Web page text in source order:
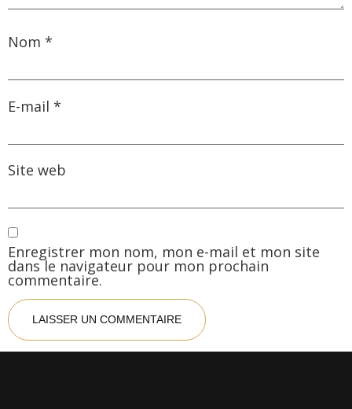
Nom *
E-mail *
Site web
Enregistrer mon nom, mon e-mail et mon site
dans le navigateur pour mon prochain
commentaire.